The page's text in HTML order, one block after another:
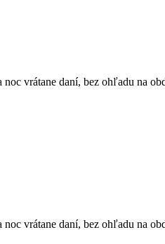
vrátane daní, bez ohľadu na
vrátane daní, bez ohľadu na